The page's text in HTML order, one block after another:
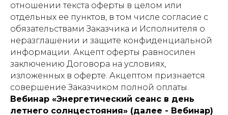
отношении текста оферты в целом или
отдельных ее пунктов, в том числе согласие с
обязательствами Заказчика и Исполнителя о
неразглашении и защите конфиденциальной
информации. Акцепт оферты равносилен
заключению Договора на условиях,
изложенных в оферте. Акцептом признается
совершение Заказчиком полной оплаты.
Вебинар «Энергетический сеанс в день
летнего солнцестояния» (далее - Вебинар)